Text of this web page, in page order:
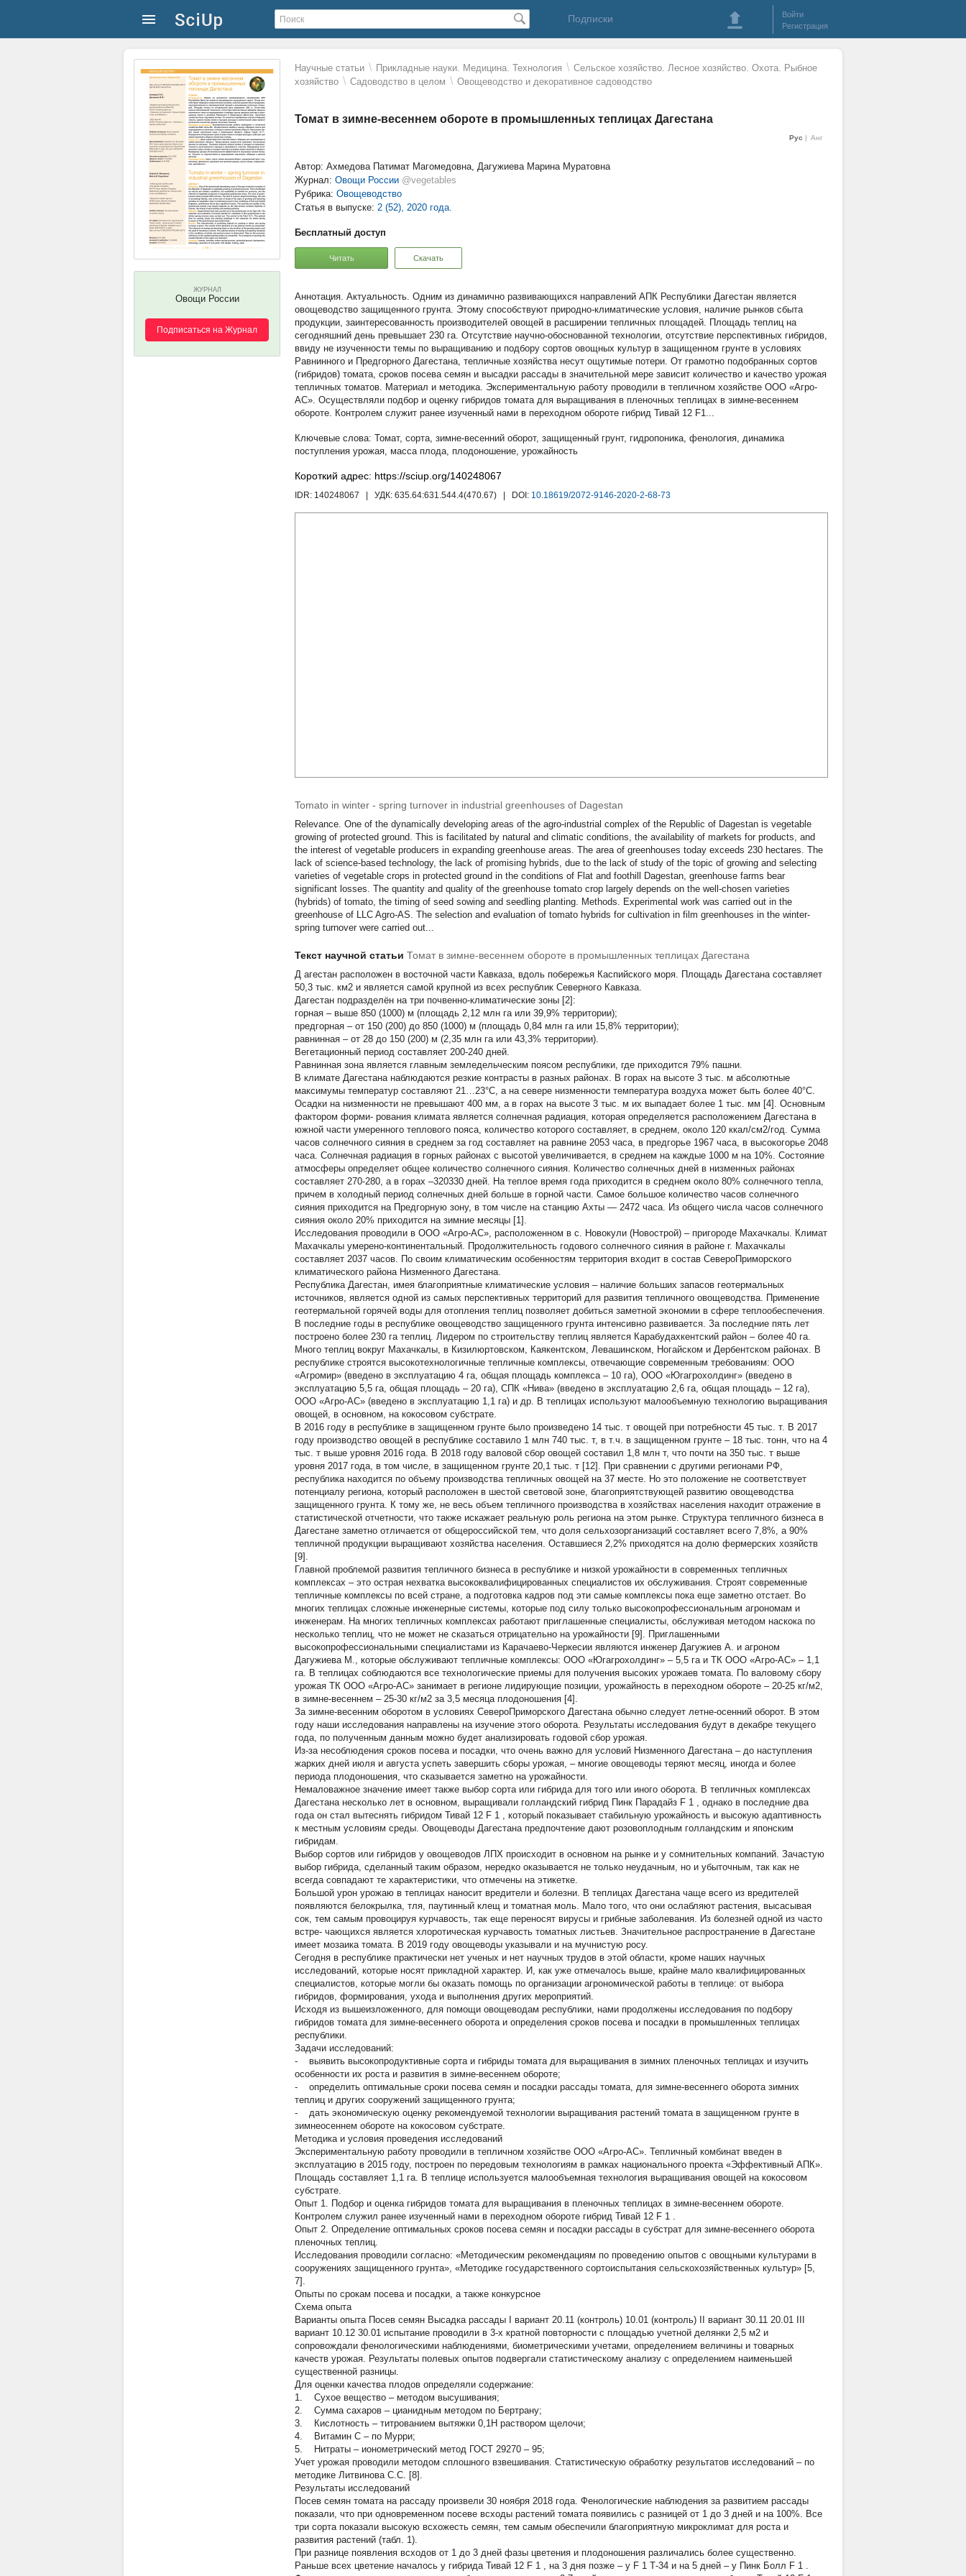
Подписки
Войти
Регистрация
Научные статьи \ Прикладные науки. Медицина. Технология \ Сельское хозяйство. Лесное хозяйство. Охота. Рыбное
хозяйство \ Садоводство в целом \ Овощеводство и декоративное садоводство
Томат в зимне-весеннем обороте в промышленных теплицах Дагестана
Рус Анг
ЖУРНАЛ
Овощи России
Подписаться на Журнал
Автор: Ахмедова Патимат Магомедовна, Дагужиева Марина Муратовна
Журнал: Овощи России @vegetables
Рубрика: Овощеводство
Статья в выпуске: 2 (52), 2020 года.
Бесплатный доступ
Читать Скачать
Актуальность. Одним из динамично развивающихся направлений АПК Республики Дагестан является
овощеводство защищенного грунта. Этому способствуют природно-климатические условия, наличие рынков сбыта
продукции, заинтересованность производителей овощей в расширении тепличных площадей. Площадь теплиц на
сегодняшний день превышает 230 га. Отсутствие научно-обоснованной технологии, отсутствие перспективных гибридов,
ввиду не изученности темы по выращиванию и подбору сортов овощных культур в защищенном грунте в условиях
Равнинного и Предгорного Дагестана, тепличные хозяйства несут ощутимые потери. От грамотно подобранных сортов
(гибридов) томата, сроков посева семян и высадки рассады в значительной мере зависит количество и качество урожая
тепличных томатов. Материал и методика. Экспериментальную работу проводили в тепличном хозяйстве ООО «Агро-
АС». Осуществляли подбор и оценку гибридов томата для выращивания в пленочных теплицах в зимне-весеннем
обороте. Контролем служит ранее изученный нами в переходном обороте гибрид Тивай 12 F1...
Томат, сорта, зимне-весенний оборот, защищенный грунт, гидропоника, фенология, динамика
поступления урожая, масса плода, плодоношение, урожайность
Короткий адрес: https://sciup.org/140248067
IDR: 140248067 | УДК: 635.64:631.544.4(470.67) | DOI: 10.18619/2072-9146-2020-2-68-73
Tomato in winter - spring turnover in industrial greenhouses of Dagestan
Relevance. One of the dynamically developing areas of the agro-industrial complex of the Republic of Dagestan is vegetable
growing of protected ground. This is facilitated by natural and climatic conditions, the availability of markets for products, and
the interest of vegetable producers in expanding greenhouse areas. The area of greenhouses today exceeds 230 hectares. The
lack of science-based technology, the lack of promising hybrids, due to the lack of study of the topic of growing and selecting
varieties of vegetable crops in protected ground in the conditions of Flat and foothill Dagestan, greenhouse farms bear
significant losses. The quantity and quality of the greenhouse tomato crop largely depends on the well-chosen varieties
(hybrids) of tomato, the timing of seed sowing and seedling planting. Methods. Experimental work was carried out in the
greenhouse of LLC Agro-AS. The selection and evaluation of tomato hybrids for cultivation in film greenhouses in the winter-
spring turnover were carried out...
Текст научной статьи Томат в зимне-весеннем обороте в промышленных теплицах Дагестана
Д агестан расположен в восточной части Кавказа, вдоль побережья Каспийского моря. Площадь Дагестана составляет
50,3 тыс. км2 и является самой крупной из всех республик Северного Кавказа.
Дагестан подразделён на три почвенно-климатические зоны [2]:
горная – выше 850 (1000) м (площадь 2,12 млн га или 39,9% территории);
предгорная – от 150 (200) до 850 (1000) м (площадь 0,84 млн га или 15,8% территории);
равнинная – от 28 до 150 (200) м (2,35 млн га или 43,3% территории).
Вегетационный период составляет 200-240 дней.
Равнинная зона является главным земледельческим поясом республики, где приходится 79% пашни.
В климате Дагестана наблюдаются резкие контрасты в разных районах. В горах на высоте 3 тыс. м абсолютные
максимумы температур составляют 21…23°С, а на севере низменности температура воздуха может быть более 40°С.
Осадки на низменности не превышают 400 мм, а в горах на высоте 3 тыс. м их выпадает более 1 тыс. мм [4]. Основным
фактором форми- рования климата является солнечная радиация, которая определяется расположением Дагестана в
южной части умеренного теплового пояса, количество которого составляет, в среднем, около 120 ккал/см2/год. Сумма
часов солнечного сияния в среднем за год составляет на равнине 2053 часа, в предгорье 1967 часа, в высокогорье 2048
часа. Солнечная радиация в горных районах с высотой увеличивается, в среднем на каждые 1000 м на 10%. Состояние
атмосферы определяет общее количество солнечного сияния. Количество солнечных дней в низменных районах
составляет 270-280, а в горах –320330 дней. На теплое время года приходится в среднем около 80% солнечного тепла,
причем в холодный период солнечных дней больше в горной части. Самое большое количество часов солнечного
сияния приходится на Предгорную зону, в том числе на станцию Ахты — 2472 часа. Из общего числа часов солнечного
сияния около 20% приходится на зимние месяцы [1].
Исследования проводили в ООО «Агро-АС», расположенном в с. Новокули (Новострой) – пригороде Махачкалы. Климат
Махачкалы умерено-континентальный. Продолжительность годового солнечного сияния в районе г. Махачкалы
составляет 2037 часов. По своим климатическим особенностям территория входит в состав СевероПриморского
климатического района Низменного Дагестана.
Республика Дагестан, имея благоприятные климатические условия – наличие больших запасов геотермальных
источников, является одной из самых перспективных территорий для развития тепличного овощеводства. Применение
геотермальной горячей воды для отопления теплиц позволяет добиться заметной экономии в сфере теплообеспечения.
В последние годы в республике овощеводство защищенного грунта интенсивно развивается. За последние пять лет
построено более 230 га теплиц. Лидером по строительству теплиц является Карабудахкентский район – более 40 га.
Много теплиц вокруг Махачкалы, в Кизилюртовском, Каякентском, Левашинском, Ногайском и Дербентском районах. В
республике строятся высокотехнологичные тепличные комплексы, отвечающие современным требованиям: ООО
«Агромир» (введено в эксплуатацию 4 га, общая площадь комплекса – 10 га), ООО «Югагрохолдинг» (введено в
эксплуатацию 5,5 га, общая площадь – 20 га), СПК «Нива» (введено в эксплуатацию 2,6 га, общая площадь – 12 га),
ООО «Агро-АС» (введено в эксплуатацию 1,1 га) и др. В теплицах используют малообъемную технологию выращивания
овощей, в основном, на кокосовом субстрате.
В 2016 году в республике в защищенном грунте было произведено 14 тыс. т овощей при потребности 45 тыс. т. В 2017
году производство овощей в республике составило 1 млн 740 тыс. т, в т.ч. в защищенном грунте – 18 тыс. тонн, что на 4
тыс. т выше уровня 2016 года. В 2018 году валовой сбор овощей составил 1,8 млн т, что почти на 350 тыс. т выше
уровня 2017 года, в том числе, в защищенном грунте 20,1 тыс. т [12]. При сравнении с другими регионами РФ,
республика находится по объему производства тепличных овощей на 37 месте. Но это положение не соответствует
потенциалу региона, который расположен в шестой световой зоне, благоприятствующей развитию овощеводства
защищенного грунта. К тому же, не весь объем тепличного производства в хозяйствах населения находит отражение в
статистической отчетности, что также искажает реальную роль региона на этом рынке. Структура тепличного бизнеса в
Дагестане заметно отличается от общероссийской тем, что доля сельхозорганизаций составляет всего 7,8%, а 90%
тепличной продукции выращивают хозяйства населения. Оставшиеся 2,2% приходятся на долю фермерских хозяйств
[9].
Главной проблемой развития тепличного бизнеса в республике и низкой урожайности в современных тепличных
комплексах – это острая нехватка высококвалифицированных специалистов их обслуживания. Строят современные
тепличные комплексы по всей стране, а подготовка кадров под эти самые комплексы пока еще заметно отстает. Во
многих теплицах сложные инженерные системы, которые под силу только высокопрофессиональным агрономам и
инженерам. На многих тепличных комплексах работают приглашенные специалисты, обслуживая методом наскока по
несколько теплиц, что не может не сказаться отрицательно на урожайности [9]. Приглашенными
высокопрофессиональными специалистами из Карачаево-Черкесии являются инженер Дагужиев А. и агроном
Дагужиева М., которые обслуживают тепличные комплексы: ООО «Югагрохолдинг» – 5,5 га и ТК ООО «Агро-АС» – 1,1
га. В теплицах соблюдаются все технологические приемы для получения высоких урожаев томата. По валовому сбору
урожая ТК ООО «Агро-АС» занимает в регионе лидирующие позиции, урожайность в переходном обороте – 20-25 кг/м2,
в зимне-весеннем – 25-30 кг/м2 за 3,5 месяца плодоношения [4].
За зимне-весенним оборотом в условиях СевероПриморского Дагестана обычно следует летне-осенний оборот. В этом
году наши исследования направлены на изучение этого оборота. Результаты исследования будут в декабре текущего
года, по полученным данным можно будет анализировать годовой сбор урожая.
Из-за несоблюдения сроков посева и посадки, что очень важно для условий Низменного Дагестана – до наступления
жарких дней июля и августа успеть завершить сборы урожая, – многие овощеводы теряют месяц, иногда и более
периода плодоношения, что сказывается заметно на урожайности.
Немаловажное значение имеет также выбор сорта или гибрида для того или иного оборота. В тепличных комплексах
Дагестана несколько лет в основном, выращивали голландский гибрид Пинк Парадайз F 1 , однако в последние два
года он стал вытеснять гибридом Тивай 12 F 1 , который показывает стабильную урожайность и высокую адаптивность
к местным условиям среды. Овощеводы Дагестана предпочтение дают розовоплодным голландским и японским
гибридам.
Выбор сортов или гибридов у овощеводов ЛПХ происходит в основном на рынке и у сомнительных компаний. Зачастую
выбор гибрида, сделанный таким образом, нередко оказывается не только неудачным, но и убыточным, так как не
всегда совпадают те характеристики, что отмечены на этикетке.
Большой урон урожаю в теплицах наносит вредители и болезни. В теплицах Дагестана чаще всего из вредителей
появляются белокрылка, тля, паутинный клещ и томатная моль. Мало того, что они ослабляют растения, высасывая
сок, тем самым провоцируя курчавость, так еще переносят вирусы и грибные заболевания. Из болезней одной из часто
встре- чающихся является хлоротическая курчавость томатных листьев. Значительное распространение в Дагестане
имеет мозаика томата. В 2019 году овощеводы указывали и на мучнистую росу.
Сегодня в республике практически нет ученых и нет научных трудов в этой области, кроме наших научных
исследований, которые носят прикладной характер. И, как уже отмечалось выше, крайне мало квалифицированных
специалистов, которые могли бы оказать помощь по организации агрономической работы в теплице: от выбора
гибридов, формирования, ухода и выполнения других мероприятий.
Исходя из вышеизложенного, для помощи овощеводам республики, нами продолжены исследования по подбору
гибридов томата для зимне-весеннего оборота и определения сроков посева и посадки в промышленных теплицах
республики.
Задачи исследований:
- выявить высокопродуктивные сорта и гибриды томата для выращивания в зимних пленочных теплицах и изучить
особенности их роста и развития в зимне-весеннем обороте;
- определить оптимальные сроки посева семян и посадки рассады томата, для зимне-весеннего оборота зимних
теплиц и других сооружений защищенного грунта;
- дать экономическую оценку рекомендуемой технологии выращивания растений томата в защищенном грунте в
зимнеосеннем обороте на кокосовом субстрате.
Методика и условия проведения исследований
Экспериментальную работу проводили в тепличном хозяйстве ООО «Агро-АС». Тепличный комбинат введен в
эксплуатацию в 2015 году, построен по передовым технологиям в рамках национального проекта «Эффективный АПК».
Площадь составляет 1,1 га. В теплице используется малообъемная технология выращивания овощей на кокосовом
субстрате.
Опыт 1. Подбор и оценка гибридов томата для выращивания в пленочных теплицах в зимне-весеннем обороте.
Контролем служил ранее изученный нами в переходном обороте гибрид Тивай 12 F 1 .
Опыт 2. Определение оптимальных сроков посева семян и посадки рассады в субстрат для зимне-весеннего оборота
пленочных теплиц.
Исследования проводили согласно: «Методическим рекомендациям по проведению опытов с овощными культурами в
сооружениях защищенного грунта», «Методике государственного сортоиспытания сельскохозяйственных культур» [5,
7].
Опыты по срокам посева и посадки, а также конкурсное
Схема опыта
Варианты опыта Посев семян Высадка рассады I вариант 20.11 (контроль) 10.01 (контроль) II вариант 30.11 20.01 III
вариант 10.12 30.01 испытание проводили в 3-х кратной повторности с площадью учетной делянки 2,5 м2 и
сопровождали фенологическими наблюдениями, биометрическими учетами, определением величины и товарных
качеств урожая. Результаты полевых опытов подвергали статистическому анализу с определением наименьшей
существенной разницы.
Для оценки качества плодов определяли содержание:
1. Сухое вещество – методом высушивания;
2. Сумма сахаров – цианидным методом по Бертрану;
3. Кислотность – титрованием вытяжки 0,1Н раствором щелочи;
4. Витамин С – по Мурри;
5. Нитраты – ионометрический метод ГОСТ 29270 – 95;
Учет урожая проводили методом сплошного взвешивания. Статистическую обработку результатов исследований – по
методике Литвинова С.С. [8].
Результаты исследований
Посев семян томата на рассаду произвели 30 ноября 2018 года. Фенологические наблюдения за развитием рассады
показали, что при одновременном посеве всходы растений томата появились с разницей от 1 до 3 дней и на 100%. Все
три сорта показали высокую всхожесть семян, тем самым обеспечили благоприятную микроклимат для роста и
развития растений (табл. 1).
При разнице появления всходов от 1 до 3 дней фазы цветения и плодоношения различались более существенно.
Раньше всех цветение началось у гибрида Тивай 12 F 1 , на 3 дня позже – у F 1 Т-34 и на 5 дней – у Пинк Болл F 1 .